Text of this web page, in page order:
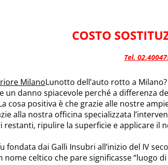
COSTO
Tel.
Lunotto dell’auto rotto a
un danno spiacevole perché a
cosa positiva è che grazie alle nostre
alla nostra officina specializzata
ripulire la superficie e applicare
fondata dai Galli Insubri all’inizio del IV
nome celtico che pare significasse “luogo